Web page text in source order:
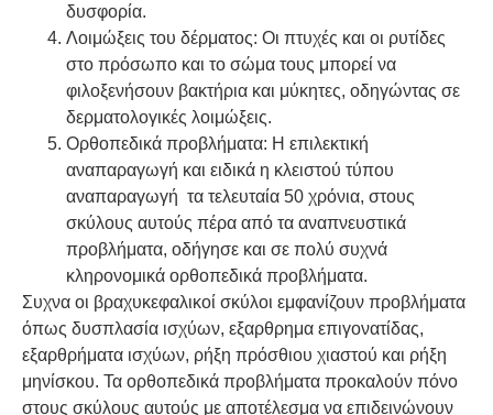
δυσφορία.
Λοιμώξεις του δέρματος: Οι πτυχές και οι ρυτίδες
στο πρόσωπο και το σώμα τους μπορεί να
φιλοξενήσουν βακτήρια και μύκητες, οδηγώντας σε
δερματολογικές λοιμώξεις.
Ορθοπεδικά προβλήματα: Η επιλεκτική
αναπαραγωγή και ειδικά η κλειστού τύπου
αναπαραγωγή τα τελευταία 50 χρόνια, στους
σκύλους αυτούς πέρα από τα αναπνευστικά
προβλήματα, οδήγησε και σε πολύ συχνά
κληρονομικά ορθοπεδικά προβλήματα.
Συχνα οι βραχυκεφαλικοί σκύλοι εμφανίζουν προβλήματα
όπως δυσπλασία ισχύων, εξαρθρημα επιγονατίδας,
εξαρθρήματα ισχύων, ρήξη πρόσθιου χιαστού και ρήξη
μηνίσκου. Τα ορθοπεδικά προβλήματα προκαλούν πόνο
στους σκύλους αυτούς με αποτέλεσμα να επιδεινώνουν